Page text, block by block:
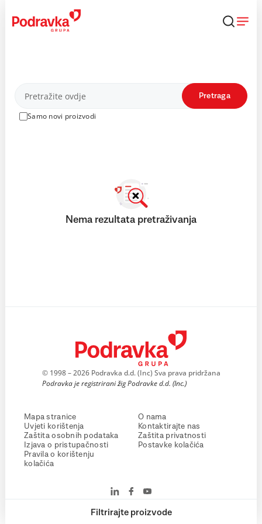
content
Proizvodi
Samo novi proizvodi
Pretraga
Filtrirajte proizvode
Nema rezultata pretraživanja
© 1998 – 2026 Podravka d.d. (Inc) Sva prava pridržana
Podravka je registrirani žig Podravke d.d. (Inc.)
Mapa stranice
Uvjeti korištenja
Zaštita osobnih podataka
Izjava o pristupačnosti
Pravila o korištenju
kolačića
O nama
Kontaktirajte nas
Zaštita privatnosti
Postavke kolačića